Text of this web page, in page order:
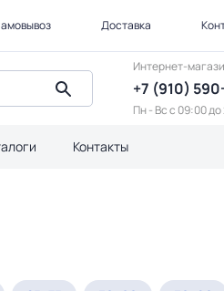
Доставка
Интернет-
+7 (910)
Пн - Вс с 09:00
Контакты